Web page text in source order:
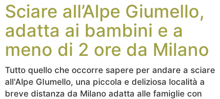
Sciare all’Alpe Giumello,
adatta ai bambini e a
meno di 2 ore da Milano
Tutto quello che occorre sapere per andare a sciare
all'Alpe GIumello, una piccola e deliziosa località a
breve distanza da Milano adatta alle famiglie con